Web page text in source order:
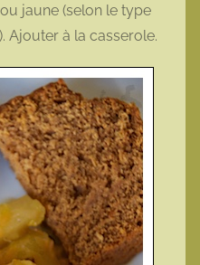
jaune (selon le type
Ajouter à la casserole.